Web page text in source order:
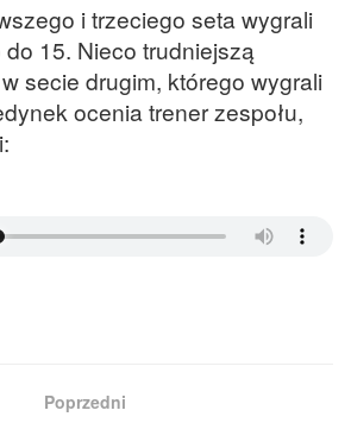
i trzeciego seta wygrali
do 15. Nieco trudniejszą
secie drugim, którego wygrali
ocenia trener zespołu,
Poprzedni